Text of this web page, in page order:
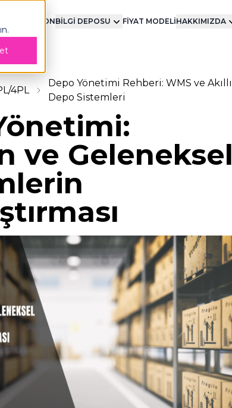
ENTEGRASYONBİLGİ DEPOSU FİYAT MODELİHAKKIMIZDA
4PL
Depo Yönetimi Rehberi: WMS ve Akıllı
Depo Sistemleri
ve Geleneksel